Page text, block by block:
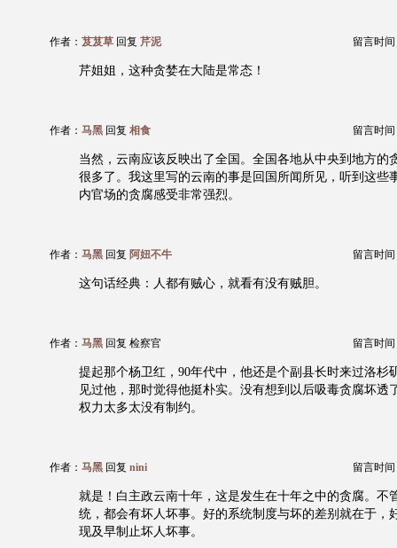
作者： 芨芨草 回复 芹泥 留言时间
芹姐姐，这种贪婪在大陆是常态！
作者： 马黑 回复 相食 留言时间
当然，云南应该反映出了全国。全国各地从中央到地方的
很多了。我这里写的云南的事是回国所闻所见，听到这些
内官场的贪腐感受非常强烈。
作者： 马黑 回复 阿妞不牛 留言时间
这句话经典：人都有贼心，就看有没有贼胆。
作者： 马黑 回复 检察官 留言时间
提起那个杨卫红，90年代中，他还是个副县长时来过洛杉
见过他，那时觉得他挺朴实。没有想到以后吸毒贪腐坏透
权力太多太没有制约。
作者： 马黑 回复 nini 留言时间
就是！白主政云南十年，这是发生在十年之中的贪腐。不
统，都会有坏人坏事。好的系统制度与坏的差别就在于，
现及早制止坏人坏事。